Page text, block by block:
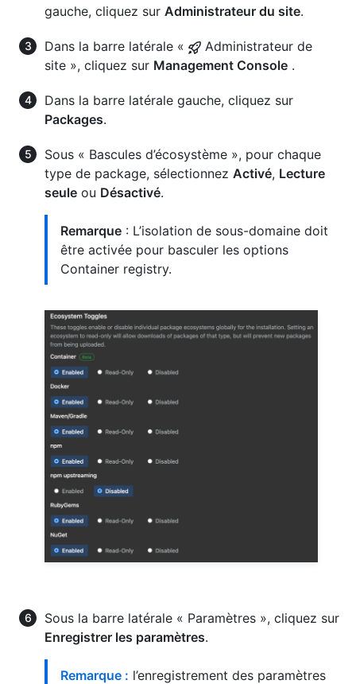
gauche, cliquez sur Administrateur du site.
Dans la barre latérale «
Administrateur de
site », cliquez sur Management Console .
Dans la barre latérale gauche, cliquez sur
Packages.
Sous « Bascules d’écosystème », pour chaque
type de package, sélectionnez Activé, Lecture
seule ou Désactivé.
Remarque : L’isolation de sous-domaine doit
être activée pour basculer les options
Container registry.
Sous la barre latérale « Paramètres », cliquez sur
Enregistrer les paramètres.
Remarque : l’enregistrement des paramètres